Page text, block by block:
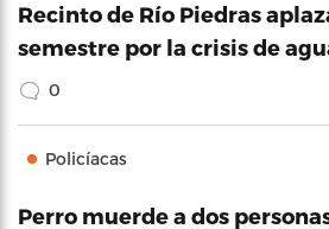
Recinto de Río Piedras
semestre por la crisis de
0
Policíacas
Perro muerde a dos